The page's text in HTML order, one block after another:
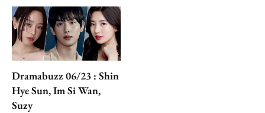
Dramabuzz 06/23 : Shin
Hye Sun, Im Si Wan,
Suzy